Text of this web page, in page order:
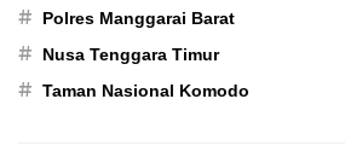
# Polres Manggarai Barat
# Nusa Tenggara Timur
# Taman Nasional Komodo